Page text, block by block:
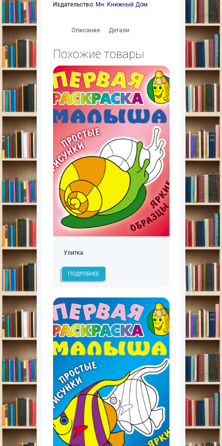
Издательство: Мн: Книжный Дом
Описание Детали
Похожие товары
Улитка
ПОДРОБНЕЕ